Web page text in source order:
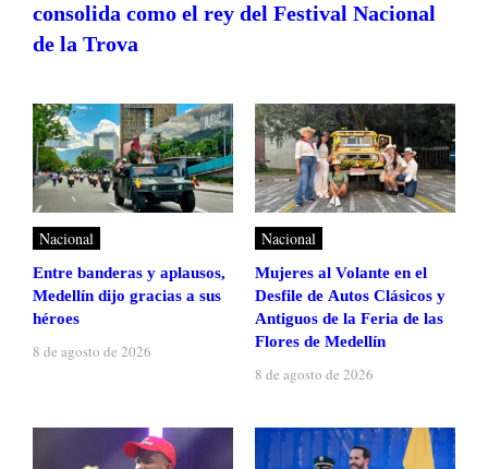
consolida como el rey del Festival Nacional
de la Trova
Nacional
Entre banderas y aplausos,
Medellín dijo gracias a sus
héroes
8 de agosto de 2026
Nacional
Mujeres al Volante en el
Desfile de Autos Clásicos y
Antiguos de la Feria de las
Flores de Medellín
8 de agosto de 2026